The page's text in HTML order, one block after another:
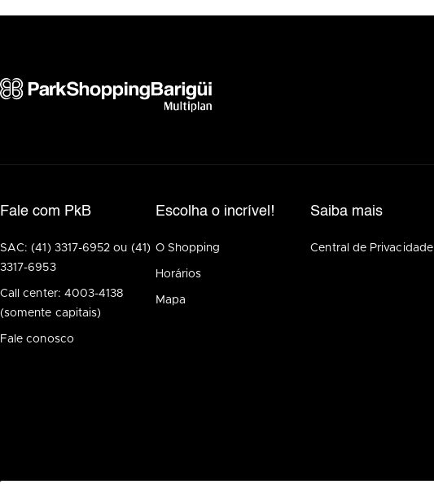
Fale com PkB
SAC: (41) 3317-6952 ou (41)
3317-6953
Call center: 4003-4138
(somente capitais)
Fale conosco
Escolha o incrível!
O Shopping
Horários
Mapa
Saiba mais
Central de Privacidade